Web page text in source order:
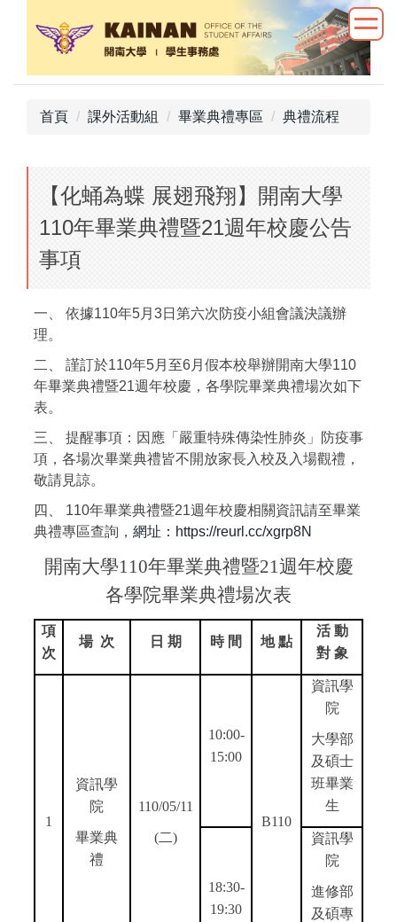
首頁 課外活動組 畢業典禮專區 典禮流程
【化蛹為蝶 展翅飛翔】開南大學
110年畢業典禮暨21週年校慶公告
事項
一、 依據110年5月3日第六次防疫小組會議決議辦
理。
二、 謹訂於110年5月至6月假本校舉辦開南大學110
年畢業典禮暨21週年校慶，各學院畢業典禮場次如下
表。
三、 提醒事項：因應「嚴重特殊傳染性肺炎」防疫事
項，各場次畢業典禮皆不開放家長入校及入場觀禮，
敬請見諒。
四、 110年畢業典禮暨21週年校慶相關資訊請至畢業
典禮專區查詢， 網址：https://reurl.cc/xgrp8N
開南大學110年畢業典禮暨21週年校慶
各學院畢業典禮場次表
項
次
場 次 日 期 時 間 地 點
活 動
對 象
1
資訊學
院
畢業典
禮
110/05/11
(二)
10:00-
15:00
B110
資訊學
院
大學部
及碩士
班畢業
生
18:30-
19:30
資訊學
院
進修部
及碩專